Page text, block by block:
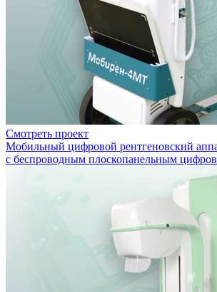
Смотреть проект
Мобильный цифровой рентгеновский
с беспроводным плоскопанельным